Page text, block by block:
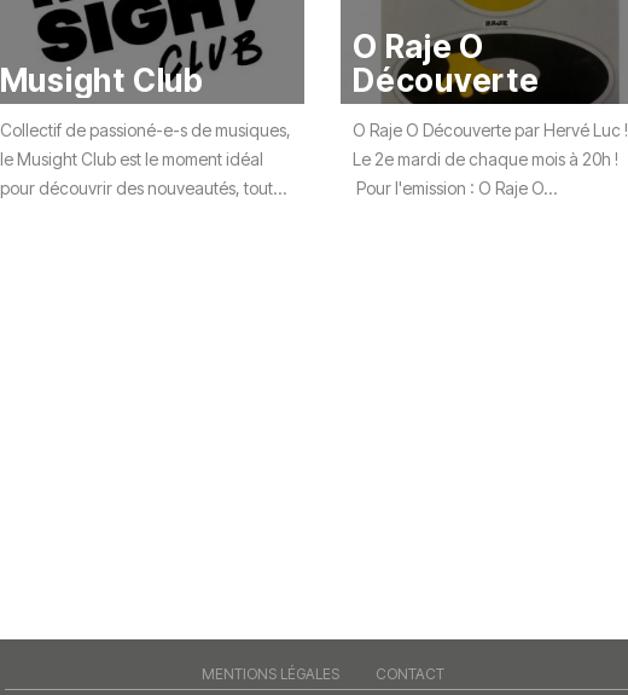
Musight Club
Collectif de passioné-e-s de musiques,
le Musight Club est le moment idéal
pour découvrir des nouveautés, tout...
O Raje O
Découverte
O Raje O Découverte par Hervé Luc !
Le 2e mardi de chaque mois à 20h !
Pour l'emission : O Raje O...
MENTIONS LÉGALES CONTACT